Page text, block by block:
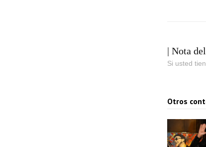
| Nota
Si usted
Otros